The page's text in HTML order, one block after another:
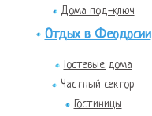
Дома под-ключ
Отдых в Феодосии
Гостевые дома
Частный сектор
Гостиницы